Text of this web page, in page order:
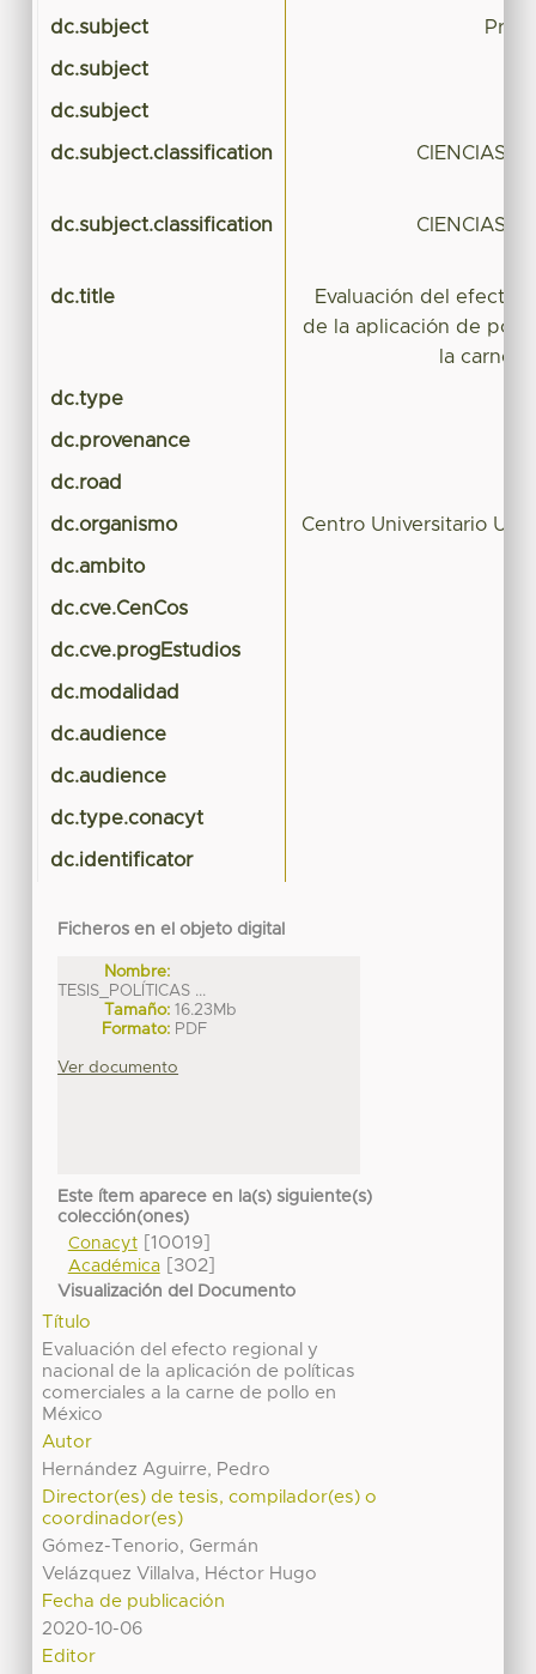
dc.subject
dc.subject
dc.subject
dc.subject.classification CIENCIAS
dc.subject.classification CIENCIAS
dc.title
Evaluación del efecto
de la aplicación de
la carne
dc.type
dc.provenance
dc.road
dc.organismo Centro Universitario
dc.ambito
dc.cve.CenCos
dc.cve.progEstudios
dc.modalidad
dc.audience
dc.audience
dc.type.conacyt
dc.identificator
Ficheros en el objeto digital
Nombre:
TESIS_POLÍTICAS ...
Tamaño: 16.23Mb
Formato: PDF
Ver documento
Este ítem aparece en la(s) siguiente(s)
colección(ones)
Conacyt[10019]
Académica[302]
Visualización del Documento
Título
Evaluación del efecto regional y
nacional de la aplicación de políticas
comerciales a la carne de pollo en
México
Autor
Hernández Aguirre, Pedro
Director(es) de tesis, compilador(es) o
coordinador(es)
Gómez-Tenorio, Germán
Velázquez Villalva, Héctor Hugo
Fecha de publicación
2020-10-06
Editor